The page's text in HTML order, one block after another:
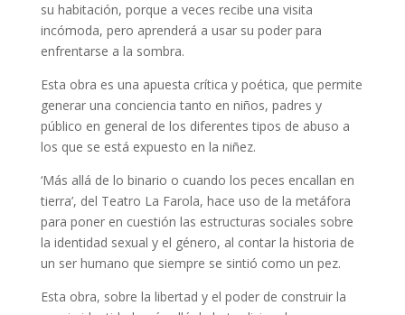
su habitación, porque a veces recibe una visita
incómoda, pero aprenderá a usar su poder para
enfrentarse a la sombra.
Esta obra es una apuesta crítica y poética, que permite
generar una conciencia tanto en niños, padres y
público en general de los diferentes tipos de abuso a
los que se está expuesto en la niñez.
‘Más allá de lo binario o cuando los peces encallan en
tierra’, del Teatro La Farola, hace uso de la metáfora
para poner en cuestión las estructuras sociales sobre
la identidad sexual y el género, al contar la historia de
un ser humano que siempre se sintió como un pez.
Esta obra, sobre la libertad y el poder de construir la